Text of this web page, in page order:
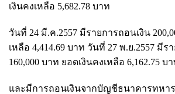
เงินคงเหลือ 5,682.78 บาท
วันที่ 24 มี.ค.2557 มีรายการถอนเงิน
เหลือ 4,414.69 บาท วันที่ 27 พ.ย.2557 มีร
160,000 บาท ยอดเงินคงเหลือ 6,162.75 บ
และมีการถอนเงินจากบัญชีธนาคารทหา